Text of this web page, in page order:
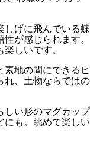
しげに飛んでいる蝶
が感じられます。
しいです。
地の間にできるヒ
れ、土物ならではの
しい形のマグカップ
にも。眺めて楽しい